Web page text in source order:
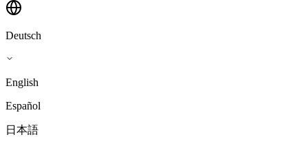
Deutsch
English
Español
日本語